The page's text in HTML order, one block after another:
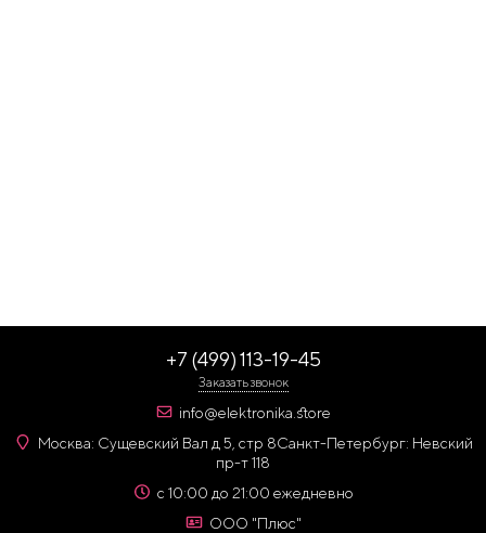
+7 (499) 113-19-45
Заказать звонок
info@elektronika.store
Москва: Сущевский Вал д 5, стр 8Санкт-Петербург: Невский
пр-т 118
с 10:00 до 21:00 ежедневно
ООО "Плюс"